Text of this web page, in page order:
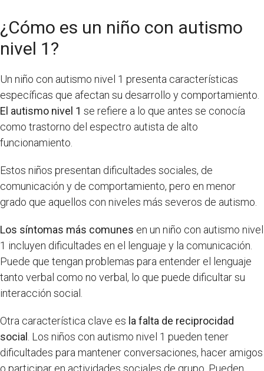
¿Cómo es un niño con autismo
nivel 1?
Un niño con autismo nivel 1 presenta características
específicas que afectan su desarrollo y comportamiento.
El autismo nivel 1 se refiere a lo que antes se conocía
como trastorno del espectro autista de alto
funcionamiento.
Estos niños presentan dificultades sociales, de
comunicación y de comportamiento, pero en menor
grado que aquellos con niveles más severos de autismo.
Los síntomas más comunes en un niño con autismo nivel
1 incluyen dificultades en el lenguaje y la comunicación.
Puede que tengan problemas para entender el lenguaje
tanto verbal como no verbal, lo que puede dificultar su
interacción social.
Otra característica clave es la falta de reciprocidad
social
. Los niños con autismo nivel 1 pueden tener
dificultades para mantener conversaciones, hacer amigos
o participar en actividades sociales de grupo. Pueden